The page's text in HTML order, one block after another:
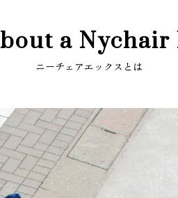
a Nychair
ニーチェアエックスとは